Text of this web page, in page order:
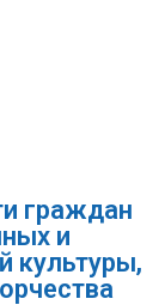
граждан
и
культуры,